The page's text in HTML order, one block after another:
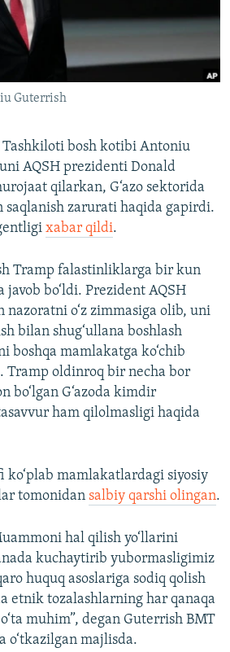
Guterrish
bosh kotibi Antoniu
AQSH prezidenti Donald
qilarkan, G‘azo sektorida
saqlanish zarurati haqida gapirdi.
xabar qildi.
Tramp falastinliklarga bir kun
bo‘ldi. Prezident AQSH
nazoratni o‘z zimmasiga olib, uni
bilan shug‘ullana boshlash
boshqa mamlakatga ko‘chib
Tramp oldinroq bir necha bor
bo‘lgan G‘azoda kimdir
ham qilolmasligi haqida
mamlakatlardagi siyosiy
tomonidan salbiy qarshi olingan.
hal qilish yo‘llarini
kuchaytirib yubormasligimiz
huquq asoslariga sodiq qolish
etnik tozalashlarning har qanaqa
muhim”, degan Guterrish BMT
o‘tkazilgan majlisda.